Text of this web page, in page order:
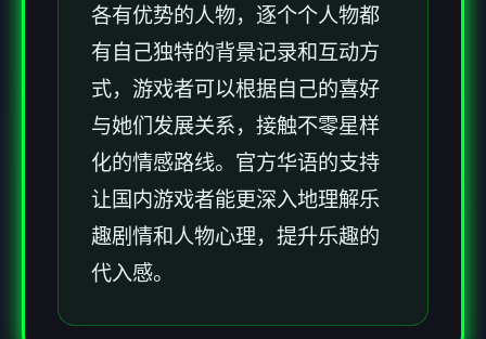
各有优势的人物，逐个个人物都
有自己独特的背景记录和互动方
式，游戏者可以根据自己的喜好
与她们发展关系，接触不零星样
化的情感路线。官方华语的支持
让国内游戏者能更深入地理解乐
趣剧情和人物心理，提升乐趣的
代入感。